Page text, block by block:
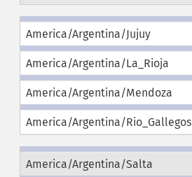
America/Argentina/Jujuy
America/Argentina/La_Rioja
America/Argentina/Mendoza
America/Argentina/Rio_Gallegos
America/Argentina/Salta